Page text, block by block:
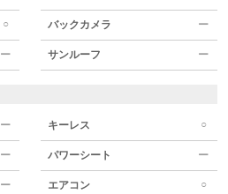
○ バックカメラ ー
ー サンルーフ ー
ー キーレス ○
ー パワーシート ー
ー エアコン ○